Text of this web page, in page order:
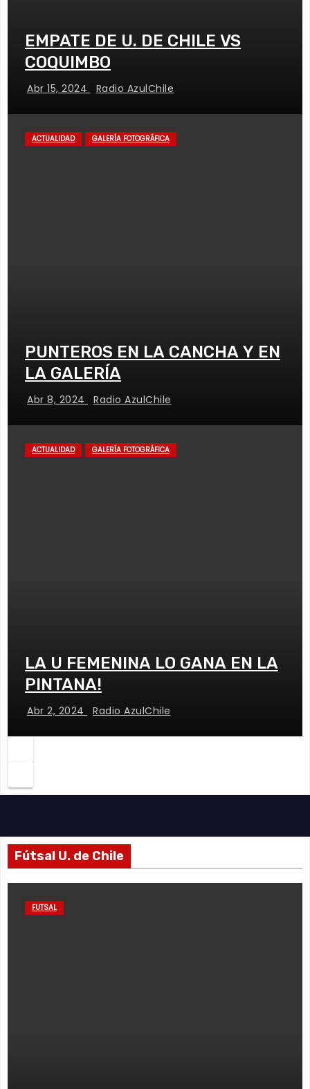
EMPATE DE U. DE CHILE VS
COQUIMBO
Abr 15, 2024 Radio AzulChile
ACTUALIDAD GALERÍA FOTOGRÁFICA
PUNTEROS EN LA CANCHA Y EN
LA GALERÍA
Abr 8, 2024 Radio AzulChile
ACTUALIDAD GALERÍA FOTOGRÁFICA
LA U FEMENINA LO GANA EN LA
PINTANA!
Abr 2, 2024 Radio AzulChile
Fútsal U. de Chile
FUTSAL